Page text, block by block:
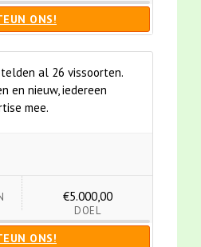
ONS!
al 26 vissoorten.
en nieuw, iedereen
mee.
€5.000,00
DOEL
ONS!